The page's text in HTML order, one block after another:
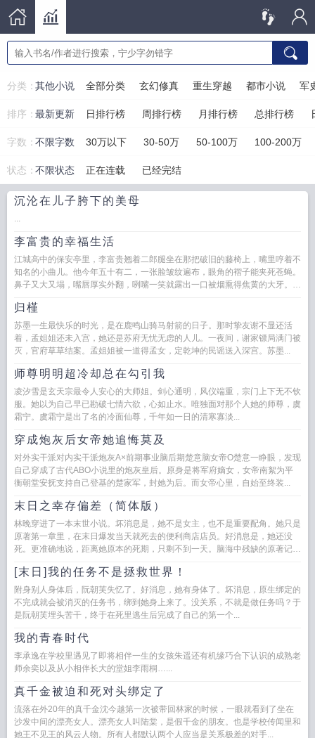
分类： 全部分类 玄幻修真 重生穿越 都市小说 军
其他小说
排序： 日排行榜 周排行榜 月排行榜 总排行榜
最新更新
字数：不限字数 30万以下 30-50万 50-100万 100-200万
状态：不限状态 正在连载 已经完结
沉沦在儿子胯下的美母
...
李富贵的幸福生活
江城高中的保安亭里，李富贵翘着二郎腿坐在那把破旧的藤椅上，嘴里哼着不
知名的小曲儿。他今年五十有二，一张脸皱纹遍布，眼角的褶子能夹死苍蝇。
鼻子又大又塌，嘴唇厚实外翻，咧嘴一笑就露出一口被烟熏得焦黄的大牙。身
归槿
苏墨一生最快乐的时光，是在鹿鸣山骑马射箭的日子。那时挚友谢不显还活
着，孟姐姐还未入宫，她还是苏府无忧无虑的人儿。一夜间，谢家镖局满门被
灭，官府草草结案。孟姐姐被一道得孟女，定乾坤的民谣送入深宫。苏墨...
师尊明明超冷却总在勾引我
凌汐雪是玄天宗最令人安心的大师姐。剑心通明，风仪端重，宗门上下无不钦
服。她以为自己早已勘破七情六欲，心如止水。唯独面对那个人她的师尊，虞
霜宁。虞霜宁是出了名的冷面仙尊，千年如一日的清寒寡淡...
穿成炮灰后女帝她追悔莫及
对外实干派对内实干派炮灰A×前期事业脑后期楚意脑女帝O楚意一睁眼，发现
自己穿成了古代ABO小说里的炮灰皇后。原身是将军府嫡女，女帝南絮为平
衡朝堂安抚支持自己登基的楚家军，封她为后。而女帝心里，自始至终装...
末日之幸存偏差（简体版）
林晚穿进了一本末世小说。坏消息是，她不是女主，也不是重要配角。她只是
原著第一章里，在末日爆发当天就死去的便利商店店员。好消息是，她还没
死。更准确地说，距离她原本的死期，只剩不到一天。脑海中残缺的原著记
[末日]我的任务不是拯救世界！
附身别人身体后，阮朝芙失忆了。好消息，她有身体了。坏消息，原生绑定的
不完成就会被消灭的任务书，绑到她身上来了。没关系，不就是做任务吗？于
是阮朝芙埋头苦干，终于在死里逃生后完成了自己的第一个...
我的青春时代
李承逸在学校里遇见了即将相伴一生的女孩朱遥还有机缘巧合下认识的成熟老
师余奕以及从小相伴长大的堂姐李雨桐…...
真千金被迫和死对头绑定了
流落在外20年的真千金沈今越第一次被带回林家的时候，一眼就看到了坐在
沙发中间的漂亮女人。漂亮女人叫陆棠，是假千金的朋友。也是学校传闻里和
她王不见王的风云人物。所有人都默认两个人应当是关系极差的对手...